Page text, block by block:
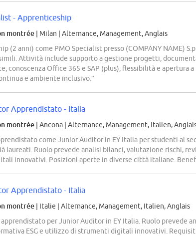
- Apprenticeship
montrée | Milan | Alternance, Management, Anglais
(2 anni) come PMO Specialist presso (COMPANY NAME)
Attività include supporto a gestione progetti,
conoscenza Office 365 e SAP (plus), flessibilità e apertura
e ambiente inclusivo.”
Apprendistato - Italia
montrée | Ancona | Alternance, Management, Italien,
come Junior Auditor in EY Italia per studenti al
laureati. Ruolo prevede analisi bilanci, valutazione rischi,
innovativi. Posizioni aperte in diverse città italiane.
Apprendistato - Italia
montrée | Italie | Alternance, Management, Italien, Anglais
per Junior Auditor in EY Italia. Ruolo prevede
ESG e utilizzo di strumenti digitali innovativi.